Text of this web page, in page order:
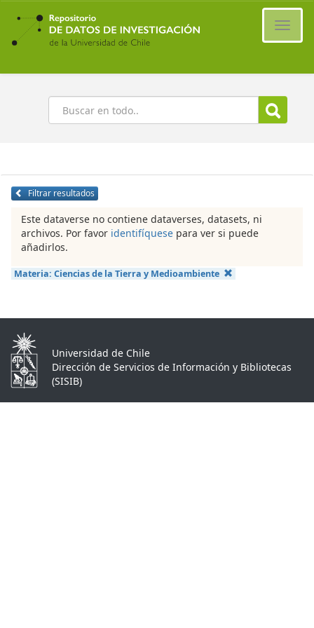
Ir
contenido
principal
Buscar
Filtrar resultados
Este dataverse no contiene dataverses, datasets, ni
archivos. Por favor identifíquese para ver si puede
añadirlos.
Materia: Ciencias de la Tierra y Medioambiente
Universidad de Chile
Dirección de Servicios de Información y Bibliotecas
(SISIB)